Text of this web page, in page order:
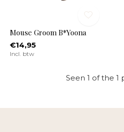
Mouse Groom B*Yoona
€14,95
Incl. btw
Seen 1 of the 1